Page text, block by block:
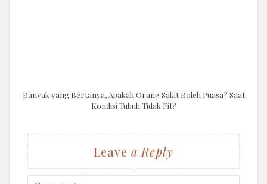
Banyak yang Bertanya, Apakah Orang Sakit Boleh Puasa? Saat
Kondisi Tubuh Tidak Fit?
Leave a Reply